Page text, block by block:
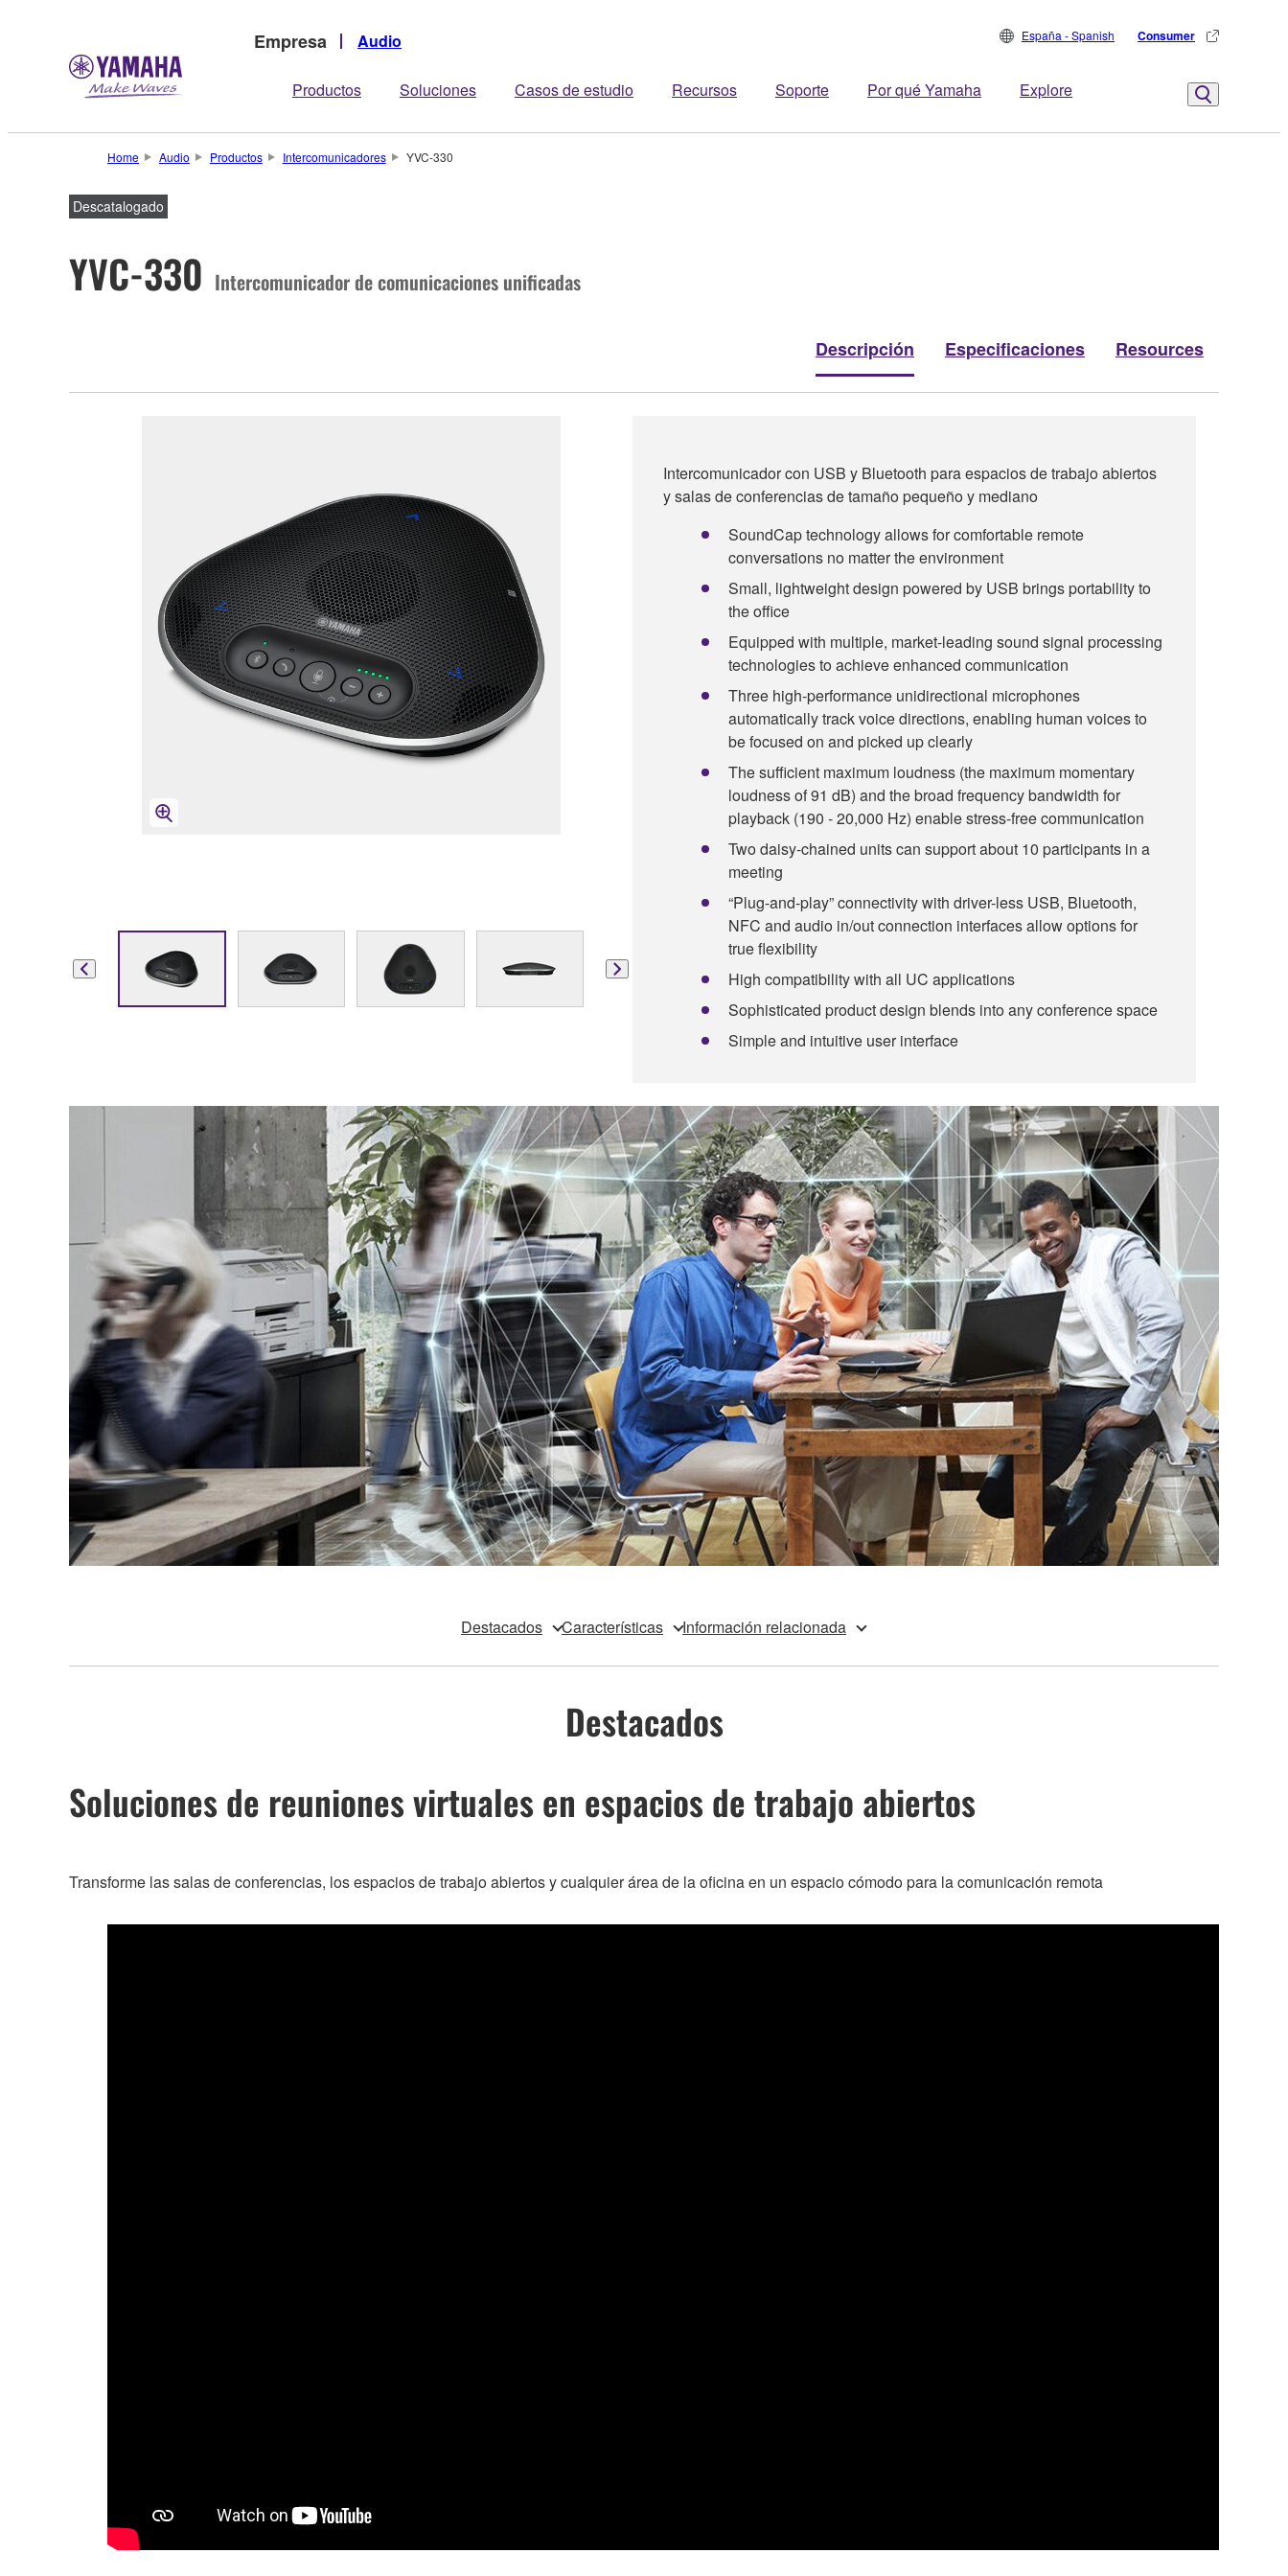
Empresa Audio
Productos Soluciones Casos de estudio Recursos Soporte Por qué Yamaha Explore
España - Spanish Consumer
Home Audio Productos Intercomunicadores YVC-330
Descatalogado
YVC-330 Intercomunicador de comunicaciones unificadas
Descripción Especificaciones Resources
Intercomunicador con USB y Bluetooth para espacios de trabajo abiertos
y salas de conferencias de tamaño pequeño y mediano
SoundCap technology allows for comfortable remote
conversations no matter the environment
Small, lightweight design powered by USB brings portability to
the office
Equipped with multiple, market-leading sound signal processing
technologies to achieve enhanced communication
Three high-performance unidirectional microphones
automatically track voice directions, enabling human voices to
be focused on and picked up clearly
The sufficient maximum loudness (the maximum momentary
loudness of 91 dB) and the broad frequency bandwidth for
playback (190 - 20,000 Hz) enable stress-free communication
Two daisy-chained units can support about 10 participants in a
meeting
“Plug-and-play” connectivity with driver-less USB, Bluetooth,
NFC and audio in/out connection interfaces allow options for
true flexibility
High compatibility with all UC applications
Sophisticated product design blends into any conference space
Simple and intuitive user interface
Destacados Características Información relacionada
Destacados
Soluciones de reuniones virtuales en espacios de trabajo abiertos
Transforme las salas de conferencias, los espacios de trabajo abiertos y cualquier área de la oficina en un espacio cómodo para la comunicación remota